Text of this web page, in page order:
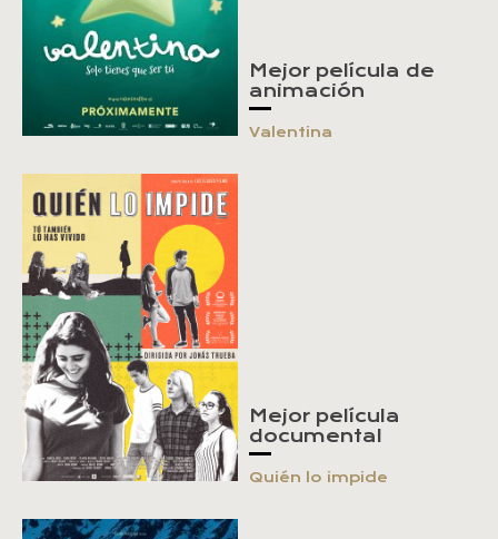
Mejor película de
animación
Valentina
Mejor película
documental
Quién lo impide